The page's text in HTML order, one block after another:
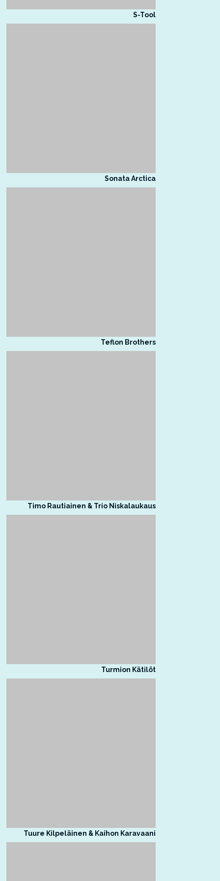
S-Tool
Sonata Arctica
Teflon Brothers
Timo Rautiainen & Trio Niskalaukaus
Turmion Kätilöt
Tuure Kilpeläinen & Kaihon Karavaani